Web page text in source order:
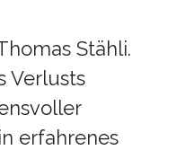
Stähli.
Verlusts
erfahrenes